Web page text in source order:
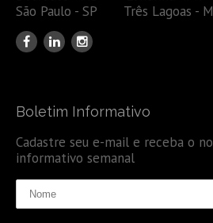
São Paulo - SP Três Lagoas -
Boletim Informativo
Cadastre seu e-mail e receba o
informativo semanal